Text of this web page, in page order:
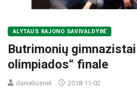
ALYTAUS RAJONO SAVIVALDYBĖ
Butrimonių
olimpiados“ finale
danieliusnet 2018-11-02